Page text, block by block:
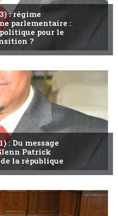
: régime
parlementaire :
pour le
?
: Du message
Patrick
la république